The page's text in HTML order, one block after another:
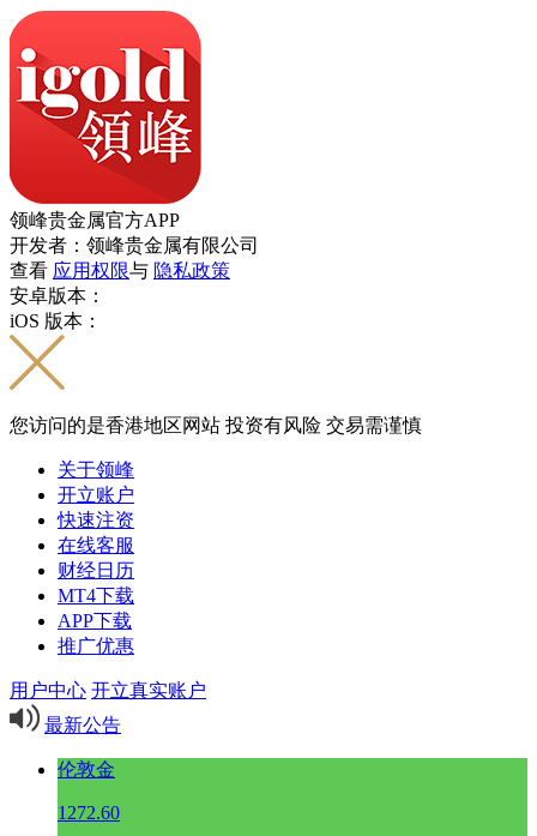
领峰贵金属官方APP
开发者：领峰贵金属有限公司
查看 应用权限与 隐私政策
安卓版本：
iOS 版本：
您访问的是香港地区网站 投资有风险 交易需谨慎
关于领峰
开立账户
快速注资
在线客服
财经日历
MT4下载
APP下载
推广优惠
用户中心 开立真实账户
最新公告
伦敦金
1272.60